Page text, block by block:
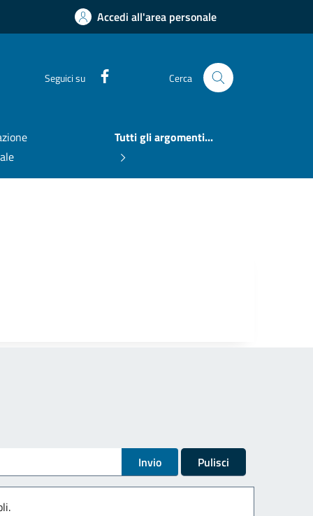
Accedi all'area personale
Seguici su Cerca
Tutti gli argomenti...
Invio Pulisci